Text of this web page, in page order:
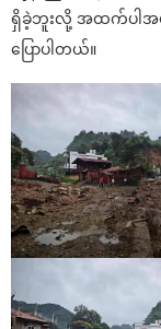
ရှိခဲ့ဘူးလို့ အထက်ပါအ
ပြောပါတယ်။